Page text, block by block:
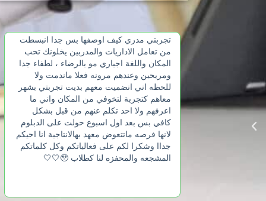
تجربتي مدري كيف اوصفها بس جدا انبسطت
من تعامل الاداريات والمدربين يخلونك تحب
المكان واللغة اجباري مو بالرضاء ، لطفاء جدا
ومريحين وعندهم مرونه فعلا ماندمت ولا
للحظه اني انضميت معهم بديت تجربتي بشهر
معاهم كتجربة لتخوفي من المكان واني ما
اعرفهم ولا احد تكلم عنهم من قبل بشكل
كافي بس بعد اول اسبوع حولت على الدبلوم
لانها فرصه ماتتعوض معهد بهالانتاجية انا احيكم
جداا وشكرا لكم على فعالياتكم وكل كلماتكم
المشجعه والمحفزه لنا كطلاب 🥹🤍🤍
اولاً المعهد ممتاز جدا
التعليمية وعدد
استمتعت معهم
في البداية كان
معاهم وتشجيعهم لنا
صارت ممتازة معهم
صار عندنا معاهد بهذه